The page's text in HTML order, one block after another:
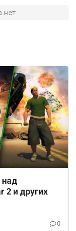
нет
над
2 и других
0